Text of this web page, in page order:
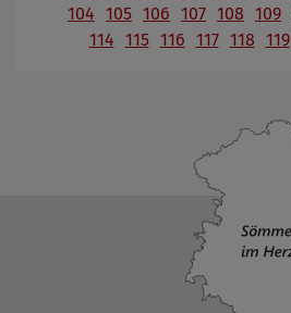
104 105 106 107 108 109
114 115 116 117 118 119